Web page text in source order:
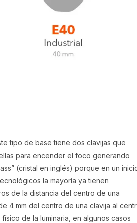
tipo de base tiene dos clavijas que
para encender el foco generando
(cristal en inglés) porque en un
la mayoría ya tienen
de la distancia del centro de una
4 mm del centro de una clavija al
de la luminaria, en algunos casos